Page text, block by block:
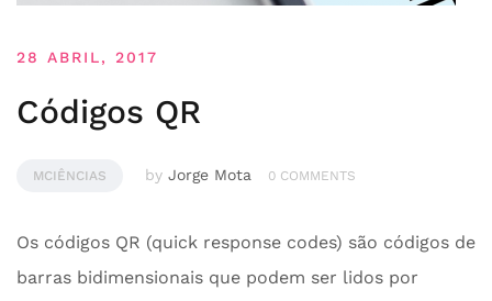
28 ABRIL, 2017
Códigos QR
MCIÊNCIAS by Jorge Mota 0 COMMENTS
Os códigos QR (quick response codes) são códigos de
barras bidimensionais que podem ser lidos por